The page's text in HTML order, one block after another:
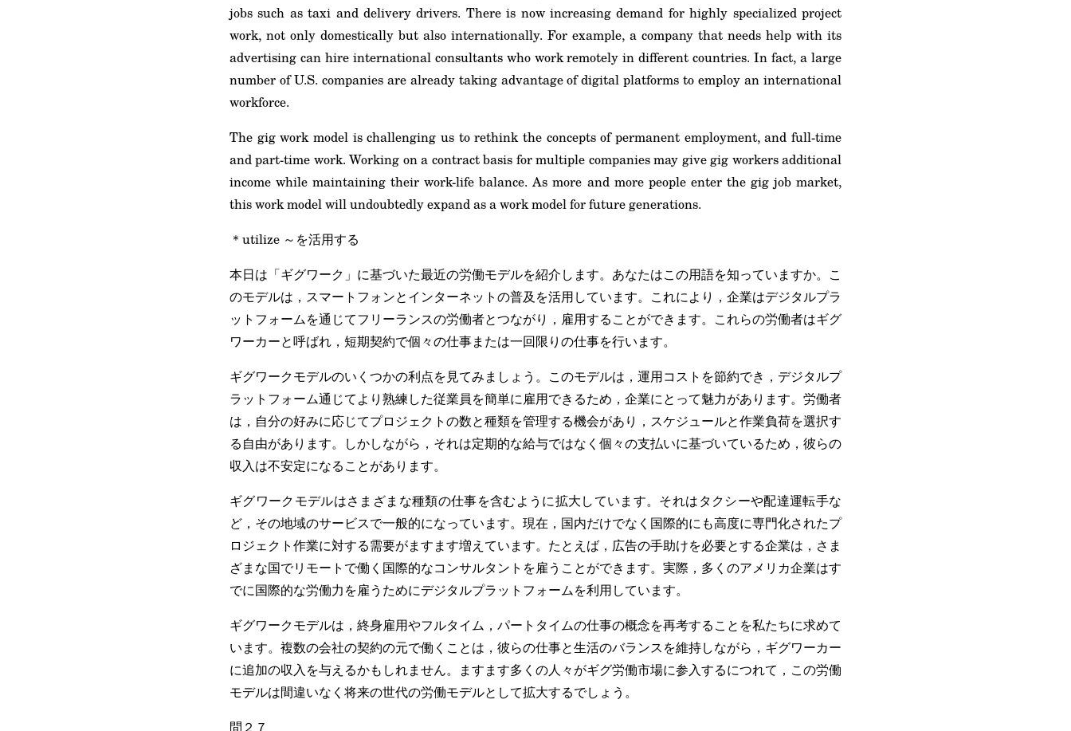
jobs such as taxi and delivery drivers. There is now increasing demand for highly specialized project
work, not only domestically but also internationally. For example, a company that needs help with its
advertising can hire international consultants who work remotely in different countries. In fact, a large
number of U.S. companies are already taking advantage of digital platforms to employ an international
workforce.
The gig work model is challenging us to rethink the concepts of permanent employment, and full-time
and part-time work. Working on a contract basis for multiple companies may give gig workers additional
income while maintaining their work-life balance. As more and more people enter the gig job market,
this work model will undoubtedly expand as a work model for future generations.
＊utilize ～を活用する
本日は「ギグワーク」に基づいた最近の労働モデルを紹介します。あなたはこの用語を知っていますか。こ
のモデルは，スマートフォンとインターネットの普及を活用しています。これにより，企業はデジタルプラ
ットフォームを通じてフリーランスの労働者とつながり，雇用することができます。これらの労働者はギグ
ワーカーと呼ばれ，短期契約で個々の仕事または一回限りの仕事を行います。
ギグワークモデルのいくつかの利点を見てみましょう。このモデルは，運用コストを節約でき，デジタルプ
ラットフォーム通じてより熟練した従業員を簡単に雇用できるため，企業にとって魅力があります。労働者
は，自分の好みに応じてプロジェクトの数と種類を管理する機会があり，スケジュールと作業負荷を選択す
る自由があります。しかしながら，それは定期的な給与ではなく個々の支払いに基づいているため，彼らの
収入は不安定になることがあります。
ギグワークモデルはさまざまな種類の仕事を含むように拡大しています。それはタクシーや配達運転手な
ど，その地域のサービスで一般的になっています。現在，国内だけでなく国際的にも高度に専門化されたプ
ロジェクト作業に対する需要がますます増えています。たとえば，広告の手助けを必要とする企業は，さま
ざまな国でリモートで働く国際的なコンサルタントを雇うことができます。実際，多くのアメリカ企業はす
でに国際的な労働力を雇うためにデジタルプラットフォームを利用しています。
ギグワークモデルは，終身雇用やフルタイム，パートタイムの仕事の概念を再考することを私たちに求めて
います。複数の会社の契約の元で働くことは，彼らの仕事と生活のバランスを維持しながら，ギグワーカー
に追加の収入を与えるかもしれません。ますます多くの人々がギグ労働市場に参入するにつれて，この労働
モデルは間違いなく将来の世代の労働モデルとして拡大するでしょう。
問２７